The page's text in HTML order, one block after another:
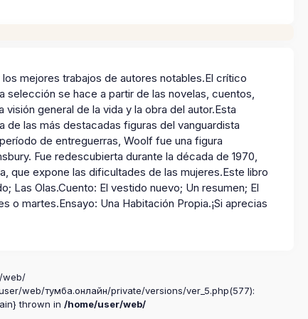
mejores trabajos de autores notables.El crítico
se hace a partir de las novelas, cuentos,
general de la vida y la obra del autor.Esta
de las más destacadas figuras del vanguardista
de entreguerras, Woolf fue una figura
Fue redescubierta durante la década de 1970,
que expone las dificultades de las mujeres.Este libro
Las Olas.Cuento: El vestido nuevo; Un resumen; El
martes.Ensayo: Una Habitación Propia.¡Si aprecias
web/
web/тумба.онлайн/private/versions/ver_5.php(577):
thrown in /home/user/web/